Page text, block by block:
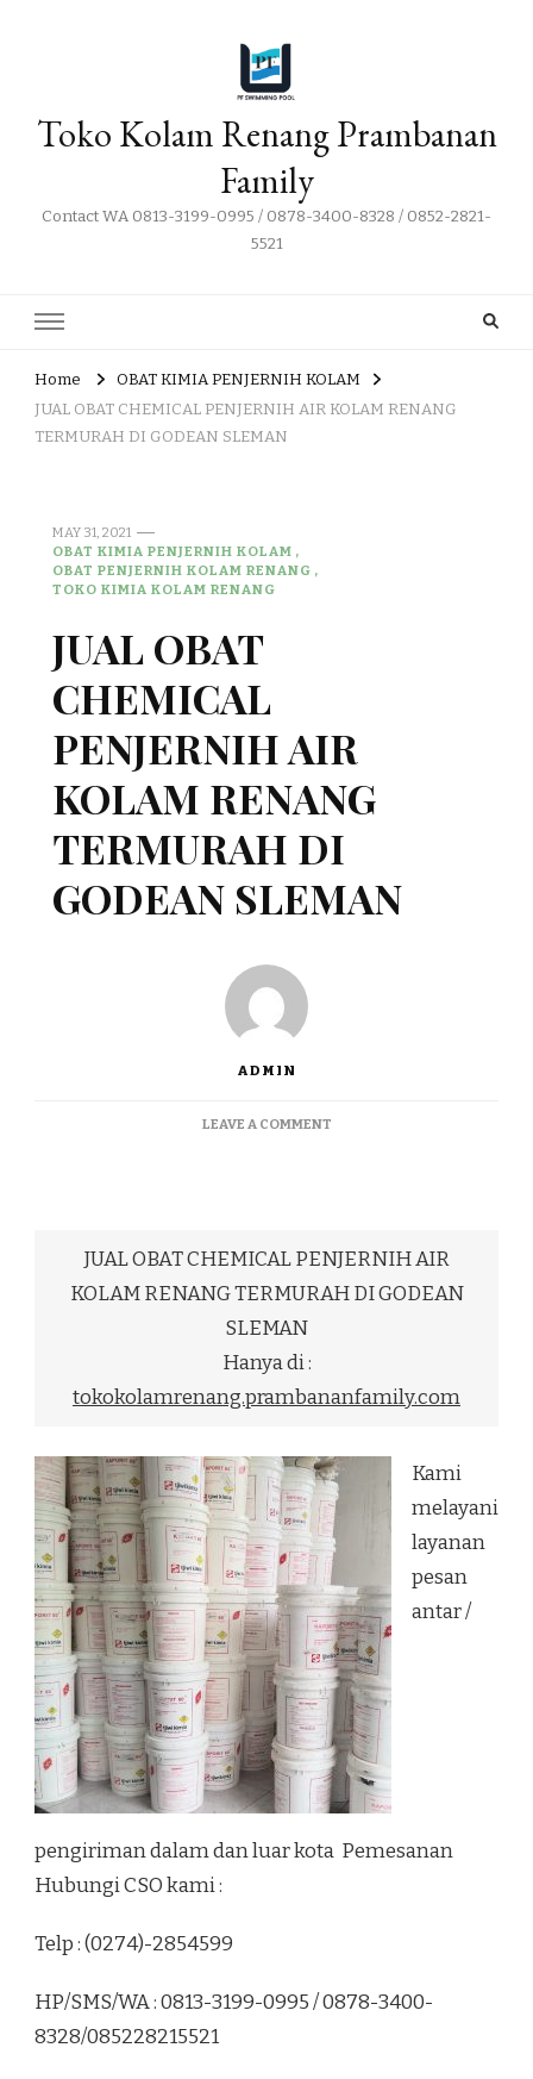
Toko Kolam Renang Prambanan
Family
Contact WA 0813-3199-0995 / 0878-3400-8328 / 0852-2821-
5521
Home
OBAT KIMIA PENJERNIH KOLAM
JUAL OBAT CHEMICAL PENJERNIH AIR KOLAM RENANG
TERMURAH DI GODEAN SLEMAN
MAY 31, 2021
OBAT KIMIA PENJERNIH KOLAM
OBAT PENJERNIH KOLAM RENANG
TOKO KIMIA KOLAM RENANG
JUAL OBAT
CHEMICAL
PENJERNIH AIR
KOLAM RENANG
TERMURAH DI
GODEAN SLEMAN
ADMIN
LEAVE A COMMENTON
KOLAM
TERMURAH
JUAL OBAT CHEMICAL PENJERNIH AIR
KOLAM RENANG TERMURAH DI GODEAN
SLEMAN
Hanya di :
tokokolamrenang.prambananfamily.com
Kami
melayani
layanan
pesan
antar /
pengiriman dalam dan luar kota Pemesanan
Hubungi CSO kami :
Telp : (0274)-2854599
HP/SMS/WA : 0813-3199-0995 / 0878-3400-
8328/085228215521